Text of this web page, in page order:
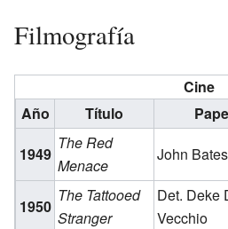
Filmografía
Cine
Año
Título
1949
The Red
Menace
John Bates
1950
The Tattooed
Stranger
Det. Deke
Vecchio